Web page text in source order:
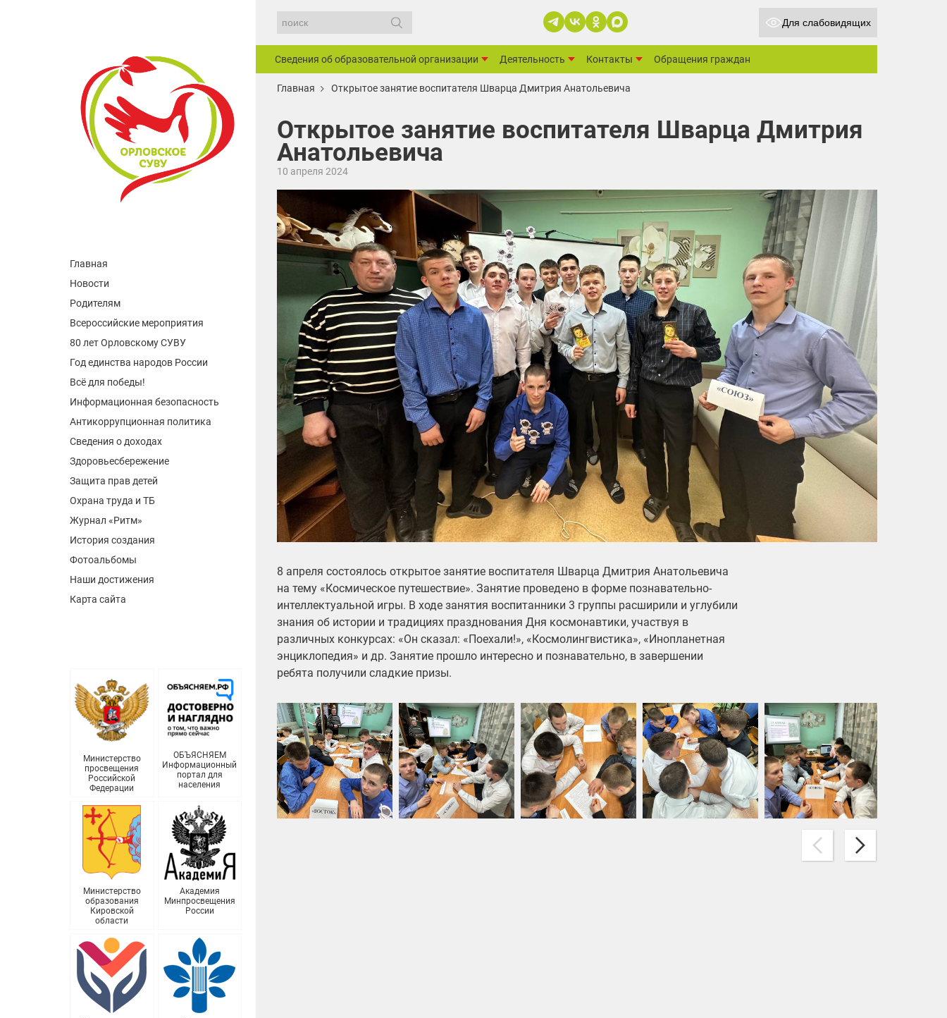
Главная
Новости
Родителям
Всероссийские мероприятия
80 лет Орловскому СУВУ
Год единства народов России
Всё для победы!
Информационная безопасность
Антикоррупционная политика
Сведения о доходах
Здоровьесбережение
Защита прав детей
Охрана труда и ТБ
Журнал «Ритм»
История создания
Фотоальбомы
Наши достижения
Карта сайта
Министерство
просвещения
Российской
Федерации
ОБЪЯСНЯЕМ
Информационный
портал для
населения
Министерство
образования
Кировской
области
Академия
Минпросвещения
России
Для слабовидящих
Сведения об образовательной организации Деятельность Контакты Обращения граждан
Главная Открытое занятие воспитателя Шварца Дмитрия Анатольевича
Открытое занятие воспитателя Шварца Дмитрия
Анатольевича
10 апреля 2024
8 апреля состоялось открытое занятие воспитателя Шварца Дмитрия Анатольевича
на тему «Космическое путешествие». Занятие проведено в форме познавательно-
интеллектуальной игры. В ходе занятия воспитанники 3 группы расширили и углубили
знания об истории и традициях празднования Дня космонавтики, участвуя в
различных конкурсах: «Он сказал: «Поехали!», «Космолингвистика», «Инопланетная
энциклопедия» и др. Занятие прошло интересно и познавательно, в завершении
ребята получили сладкие призы.